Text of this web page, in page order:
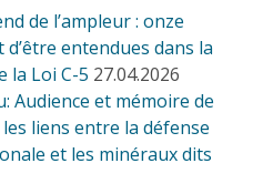
de l’ampleur : onze
entendues dans la
la Loi C-5 27.04.2026
Audience et mémoire de
liens entre la défense
et les minéraux dits